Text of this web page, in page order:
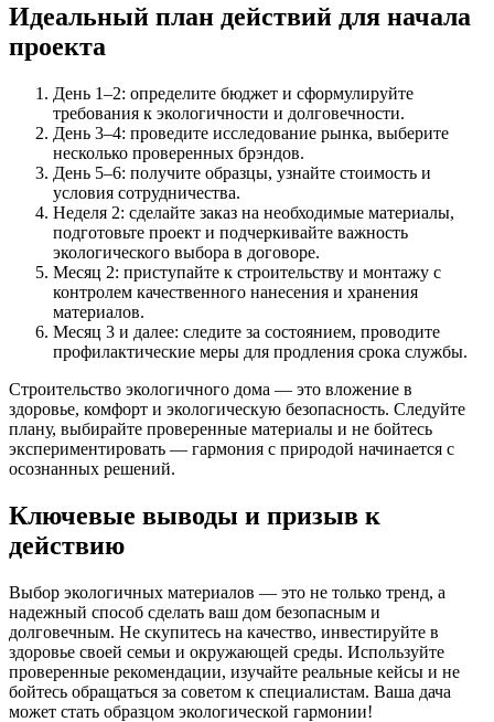
Идеальный план действий для начала
проекта
День 1–2: определите бюджет и сформулируйте
требования к экологичности и долговечности.
День 3–4: проведите исследование рынка, выберите
несколько проверенных брэндов.
День 5–6: получите образцы, узнайте стоимость и
условия сотрудничества.
Неделя 2: сделайте заказ на необходимые материалы,
подготовьте проект и подчеркивайте важность
экологического выбора в договоре.
Месяц 2: приступайте к строительству и монтажу с
контролем качественного нанесения и хранения
материалов.
Месяц 3 и далее: следите за состоянием, проводите
профилактические меры для продления срока службы.
Строительство экологичного дома — это вложение в
здоровье, комфорт и экологическую безопасность. Следуйте
плану, выбирайте проверенные материалы и не бойтесь
экспериментировать — гармония с природой начинается с
осознанных решений.
Ключевые выводы и призыв к
действию
Выбор экологичных материалов — это не только тренд, а
надежный способ сделать ваш дом безопасным и
долговечным. Не скупитесь на качество, инвестируйте в
здоровье своей семьи и окружающей среды. Используйте
проверенные рекомендации, изучайте реальные кейсы и не
бойтесь обращаться за советом к специалистам. Ваша дача
может стать образцом экологической гармонии!